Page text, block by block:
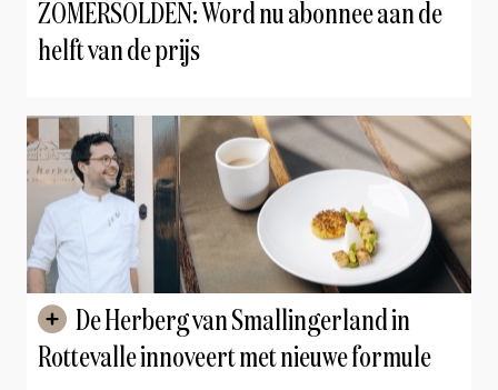
ZOMERSOLDEN: Word nu abonnee aan de
helft van de prijs
Rottevalle innoveert met nieuwe formule